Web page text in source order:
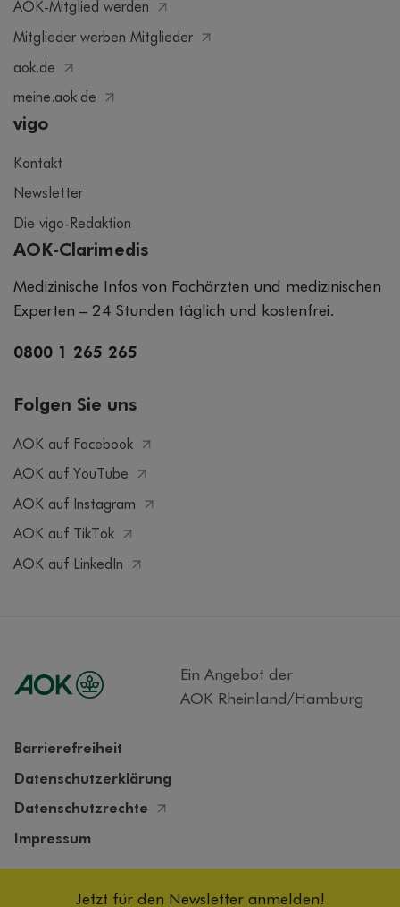
AOK-Mitglied werden
Mitglieder werben Mitglieder
aok.de
meine.aok.de
vigo
Kontakt
Newsletter
Die vigo-Redaktion
AOK-Clarimedis
Medizinische Infos von Fachärzten und medizinischen
Experten – 24 Stunden täglich und kostenfrei.
0800 1 265 265
Folgen Sie uns
AOK auf Facebook
AOK auf YouTube
AOK auf Instagram
AOK auf TikTok
AOK auf LinkedIn
Ein Angebot der
AOK Rheinland/Hamburg
Barrierefreiheit
Datenschutzerklärung
Datenschutzrechte
Impressum
Jetzt für den Newsletter anmelden!